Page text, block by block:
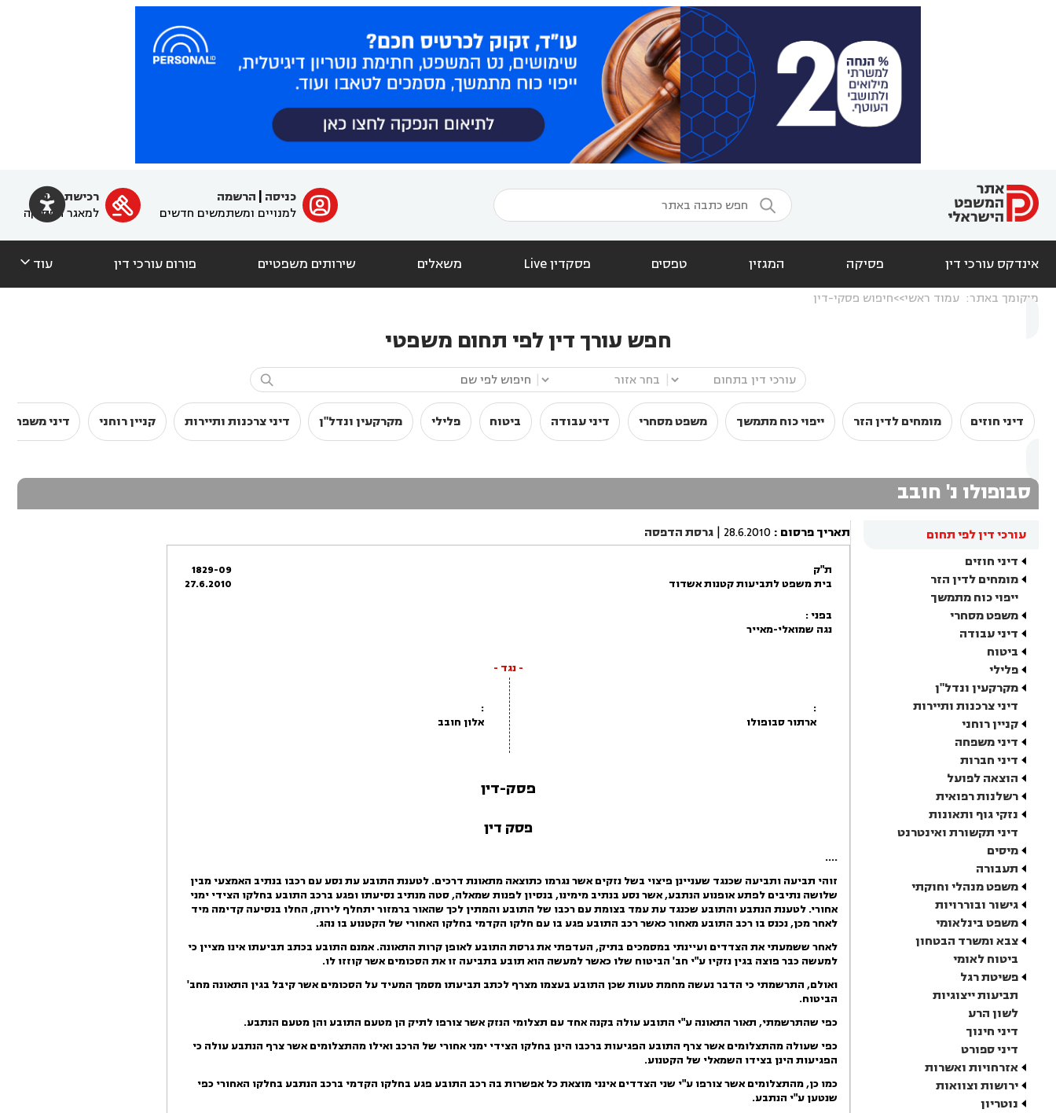
  ﱐ כניסה
הרשמה
למנויים ומשתמשים חדשים

רכישת מנוי
למאגר הפסיקה
אינדקס עורכי דין פסיקה המגזין טפסים פסקדין Live משאלים שירותים משפטיים פורום עורכי דין עוד 
מיקומך באתר: עמוד ראשי חיפוש פסקי-דין
חפש עורך דין לפי תחום משפטי

דיני חוזים מומחים לדין הזר ייפוי כוח מתמשך משפט מסחרי דיני עבודה ביטוח פלילי מקרקעין ונדל"ן דיני צרכנות ותיירות קניין רוחני דיני משפחה
סבופולו נ' חובב
עורכי דין לפי תחום
דיני חוזים
מומחים לדין הזר
ייפוי כוח מתמשך
משפט מסחרי
דיני עבודה
ביטוח
פלילי
מקרקעין ונדל"ן
דיני צרכנות ותיירות
קניין רוחני
דיני משפחה
דיני חברות
הוצאה לפועל
רשלנות רפואית
נזקי גוף ותאונות
דיני תקשורת ואינטרנט
מיסים
תעבורה
משפט מנהלי וחוקתי
גישור ובוררויות
משפט בינלאומי
צבא ומשרד הבטחון
ביטוח לאומי
פשיטת רגל
תביעות ייצוגיות
לשון הרע
דיני חינוך
דיני ספורט
אזרחויות ואשרות
ירושות וצוואות
נוטריון
תאריך פרסום :
28.6.2010
| גרסת הדפסה
ת"ק
בית משפט לתביעות קטנות אשדוד
1829-09
27.6.2010
בפני :
נגה שמואלי-מאייר
- נגד -
:
ארתור סבופולו
:
אלון חובב
פסק-דין
פסק דין
....
זוהי תביעה ותביעה שכנגד שעניינן פיצוי בשל נזקים אשר נגרמו כתוצאה מתאונת דרכים. לטענת התובע עת נסע עם רכבו בנתיב האמצעי מבין
שלושה נתיבים לפתע אופנוע הנתבע, אשר נסע בנתיב מימינו, בנסיון לפנות שמאלה, סטה מנתיב נסיעתו ופגע ברכב התובע בחלקו הצידי ימני
אחורי. לטענת הנתבע והתובע שכנגד עת עמד בצומת עם רכבו של התובע והמתין לכך שהאור ברמזור יתחלף לירוק, החלו בנסיעה קדימה מיד
לאחר מכן, נכנס בו רכב התובע מאחור כאשר רכב התובע פגע בו עם חלקו הקדמי בחלקו האחורי של הקטנוע בו נהג.
לאחר ששמעתי את הצדדים ועיינתי במסמכים בתיק, העדפתי את גרסת התובע לאופן קרות התאונה. אמנם התובע בכתב תביעתו אינו מציין כי
למעשה כבר פוצה בגין נזקיו ע"י חב' הביטוח שלו כאשר למעשה הוא תובע בתביעה זו את הסכומים אשר קוזזו לו.
ואולם, התרשמתי כי הדבר נעשה מחמת טעות שכן התובע בעצמו מצרף לכתב תביעתו מסמך המעיד על הסכומים אשר קיבל בגין התאונה מחב'
הביטוח.
כפי שהתרשמתי, תאור התאונה ע"י התובע עולה בקנה אחד עם תצלומי הנזק אשר צורפו לתיק הן מטעם התובע והן מטעם הנתבע.
כפי שעולה מהתצלומים אשר צרף התובע הפגיעות ברכבו הינן בחלקו הצידי ימני אחורי של הרכב ואילו מהתצלומים אשר צרף הנתבע עולה כי
הפגיעות הינן בצידו השמאלי של הקטנוע.
כמו כן, מהתצלומים אשר צורפו ע"י שני הצדדים אינני מוצאת כל אפשרות בה רכב התובע פגע בחלקו הקדמי ברכב הנתבע בחלקו האחורי כפי
שנטען ע"י הנתבע.